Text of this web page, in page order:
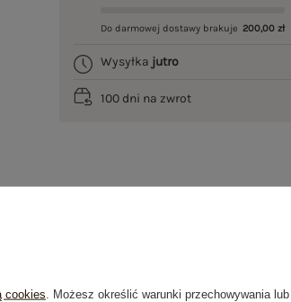
Do darmowej dostawy brakuje 200,00 zł
Wysyłka jutro
100 dni na zwrot
cookies . Możesz określić warunki przechowywania lub